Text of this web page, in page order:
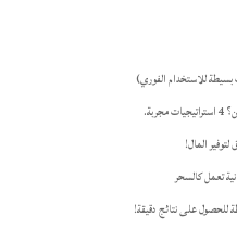
للاستخدام الفوري)